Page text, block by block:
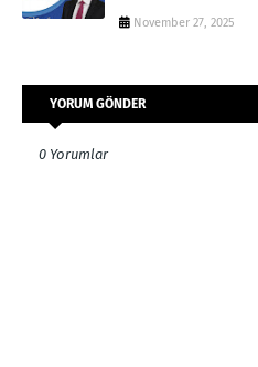
November 27, 2025
YORUM GÖNDER
0 Yorumlar